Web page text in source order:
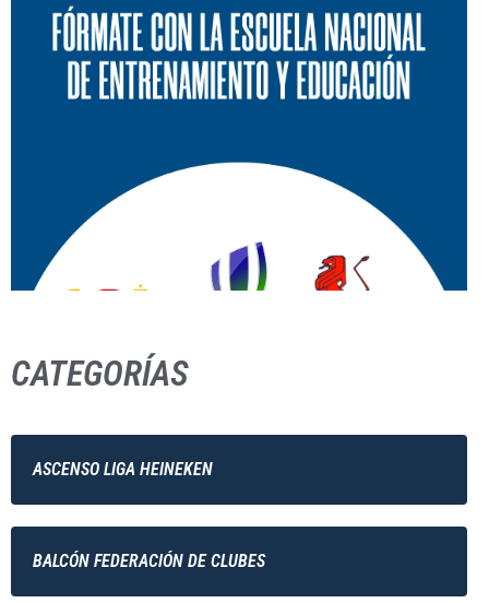
CATEGORÍAS
ASCENSO LIGA HEINEKEN
BALCÓN FEDERACIÓN DE CLUBES